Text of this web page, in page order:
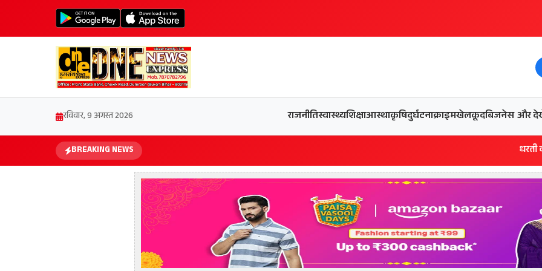
रविवार, 9 अगस्त 2026 राजनीतिस्वास्थ्यशिक्षाआस्थाकृषिदुर्घटनाक्राइमखेलकूदबिजनेसऔर
BREAKING NEWS धरती को बचाने एवं